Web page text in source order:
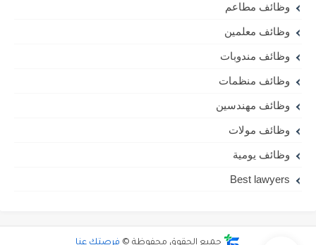
وظائف مطاعم
وظائف معلمين
وظائف مندوبات
وظائف منظمات
وظائف مهندسين
وظائف مولات
وظائف يومية
Best lawyers